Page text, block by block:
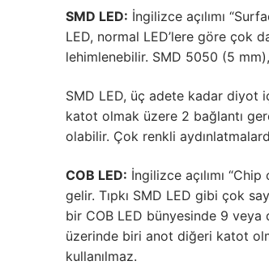
SMD LED: İngilizce açılımı
LED, normal LED’lere göre çok
lehimlenebilir. SMD 5050 (5
SMD LED, üç adete kadar diyot
katot olmak üzere 2 bağlantı
olabilir. Çok renkli
COB LED: İngilizce açılımı
gelir. Tıpkı SMD LED gibi çok
bir COB LED bünyesinde 9 veya
üzerinde biri anot diğeri katot
kullanılmaz.